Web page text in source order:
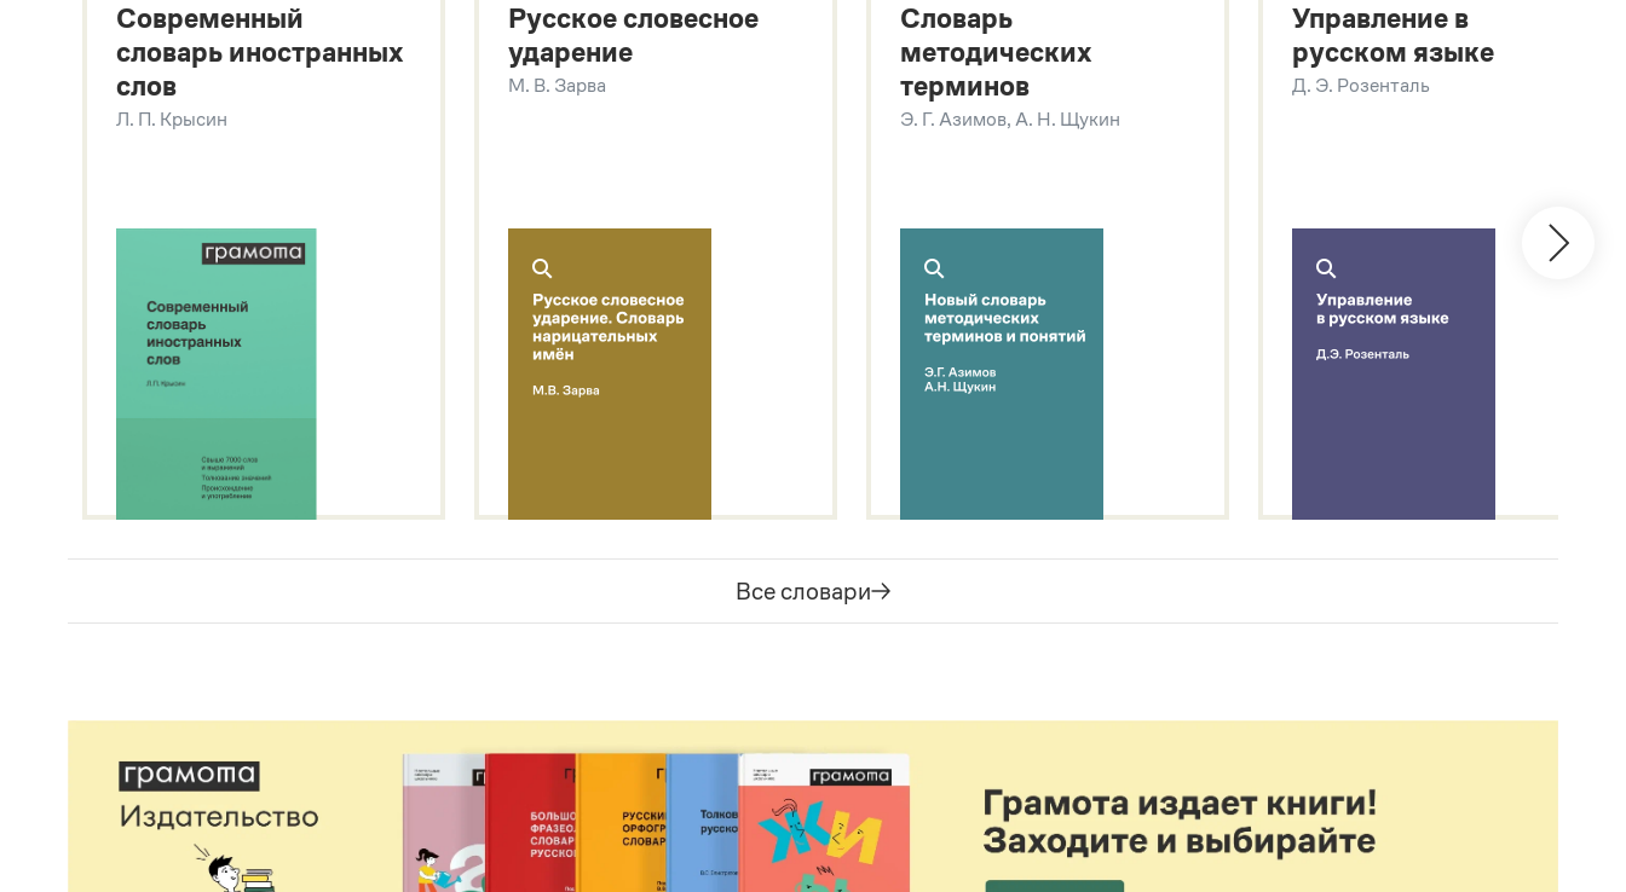
Большой толковый словарь русских глаголов
Л. Г. Бабенко
Современный словарь иностранных слов
Современный
словарь иностранных
слов
Л. П. Крысин
Русское словесное
ударение
М. В. Зарва
Словарь
методических
терминов
Э. Г. Азимов, А. Н. Щукин
Управление в
русском языке
Д. Э. Розенталь
Все словари